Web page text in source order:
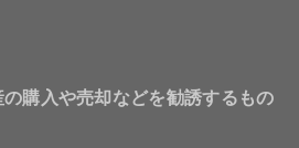
購入や売却などを勧誘するもの